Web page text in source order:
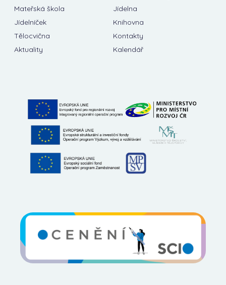
Mateřská škola
Jídelna
Jídelníček
Knihovna
Tělocvična
Kontakty
Aktuality
Kalendář